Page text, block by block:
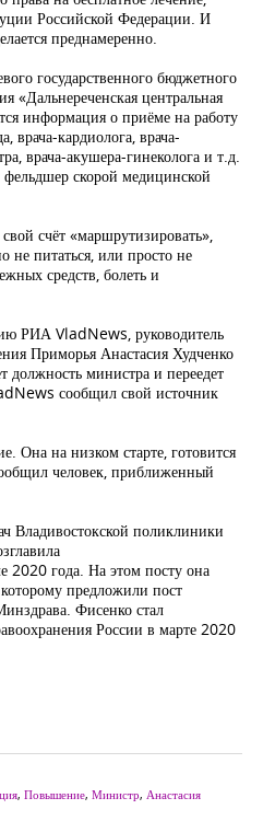
Российской Федерации. И
преднамеренно.
государственного бюджетного
«Дальнереченская центральная
информация о приёме на работу
врача-кардиолога, врача-
врача-акушера-гинеколога и т.д.
фельдшер скорой медицинской
счёт «маршрутизировать»,
не питаться, или просто не
средств, болеть и
РИА VladNews, руководитель
Приморья Анастасия Худченко
министра и переедет
сообщил свой источник
Она на низком старте, готовится
человек, приближенный
Владивостокской поликлиники
2020 года. На этом посту она
предложили пост
Фисенко стал
России в марте 2020
, Повышение, Министр, Анастасия